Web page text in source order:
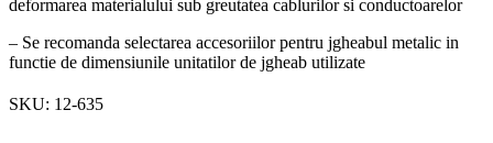
deformarea materialului sub greutatea cablurilor si conductoarelor
– Se recomanda selectarea accesoriilor pentru jgheabul metalic in
functie de dimensiunile unitatilor de jgheab utilizate
SKU: 12-635